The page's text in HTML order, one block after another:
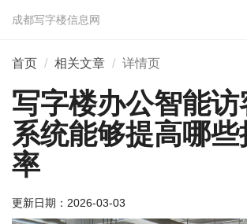
成都写字楼信息网
首页 相关文章 详情页
写字楼办公智能访
系统能够提高哪
率
更新日期： 2026-03-03